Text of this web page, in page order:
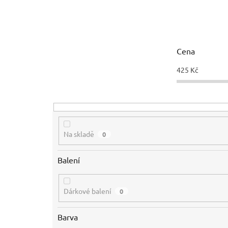
t
ů
Cena
425 Kč
Na skladě 0
Balení
Dárkové balení 0
Barva